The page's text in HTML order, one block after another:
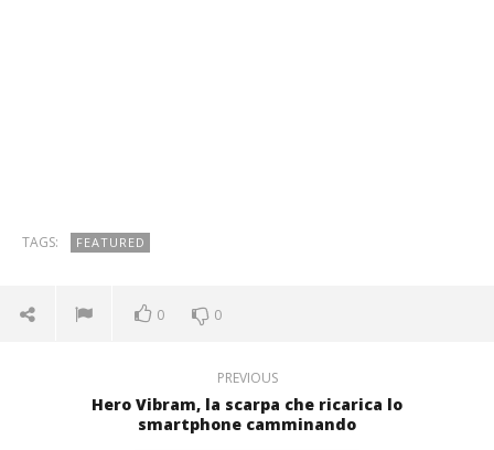
TAGS: FEATURED
0 0
PREVIOUS
Hero Vibram, la scarpa che ricarica lo
smartphone camminando